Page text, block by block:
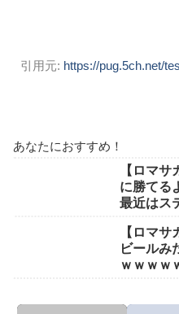
引用元: https://pug.5ch.net/
あなたにおすすめ！
【ロマ
に勝てる
最近はス
【ロマ
ビールみ
ｗｗｗｗ